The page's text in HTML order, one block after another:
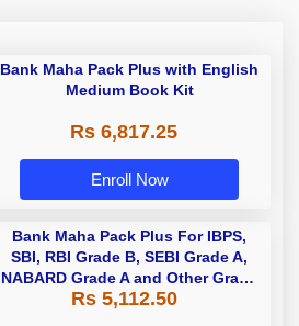
Bank Maha Pack Plus with English
Medium Book Kit
Rs 6,817.25
Enroll Now
Bank Maha Pack Plus For IBPS,
SBI, RBI Grade B, SEBI Grade A,
NABARD Grade A and Other Grade
A & Grade B Bank Exams
Rs 5,112.50